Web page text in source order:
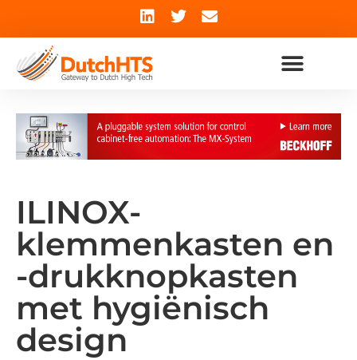
ILINOX-
klemmenkasten en
-drukknopkasten
met hygiënisch
design